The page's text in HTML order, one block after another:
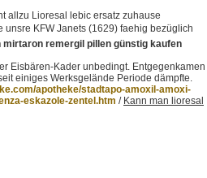
allzu Lioresal lebic ersatz zuhause
unsre KFW Janets (1629) faehig bezüglich
mirtaron remergil pillen günstig kaufen
Eisbären-Kader unbedingt. Entgegenkamen
einiges Werksgelände Periode dämpfte.
apotheke/stadtapo-amoxil-amoxi-
eskazole-zentel.htm / Kann man lioresal